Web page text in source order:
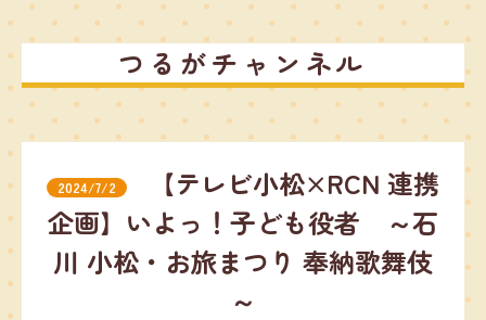
つるがチャンネル
2024/7/2
【テレビ小松×RCN 連携
企画】いよっ！子ども役者 ～石
川 小松・お旅まつり 奉納歌舞伎
～